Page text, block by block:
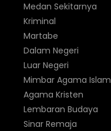
Medan Sekitarnya
Kriminal
Martabe
Dalam Negeri
Luar Negeri
Mimbar Agama Islam
Agama Kristen
Lembaran Budaya
Sinar Remaja